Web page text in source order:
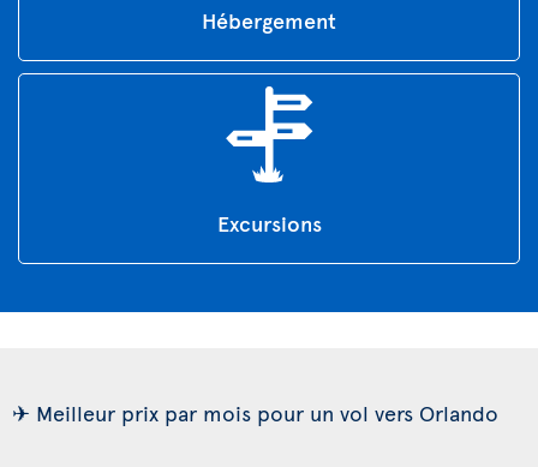
Hébergement
Excursions
✈ Meilleur prix par mois pour un vol vers Orlando